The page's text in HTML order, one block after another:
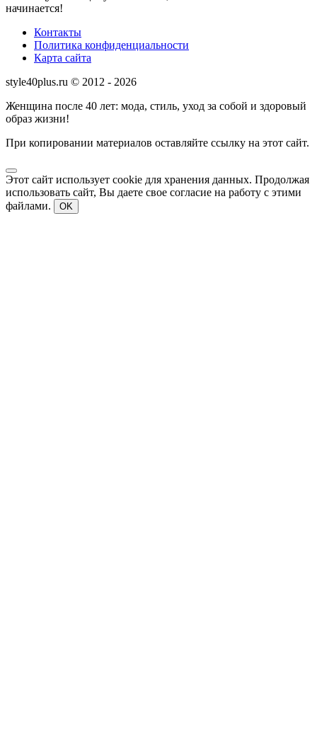
начинается!
Контакты
Политика конфиденциальности
Карта сайта
style40plus.ru © 2012 - 2026
Женщина после 40 лет: мода, стиль, уход за собой и здоровый
образ жизни!
При копировании материалов оставляйте ссылку на этот сайт.
Этот сайт использует cookie для хранения данных. Продолжая
использовать сайт, Вы даете свое согласие на работу с этими
файлами.
OK